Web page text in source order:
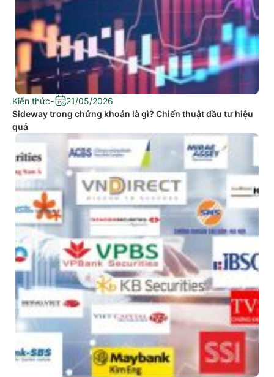
Kiến thức-
21/05/2026
Sideway trong chứng khoán là gì? Chiến thuật đầu tư hiệu
quả